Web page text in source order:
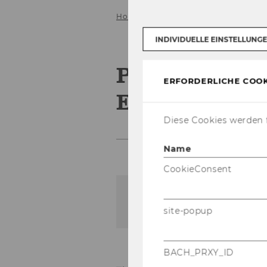
Home
PhD Label
Economics
Der Inhalt dieser Seite
INDIVIDUELLE
ERFORDERLICHE
Diese Cookies
Name
CookieConsent
site-popup
BACH_PRXY_ID